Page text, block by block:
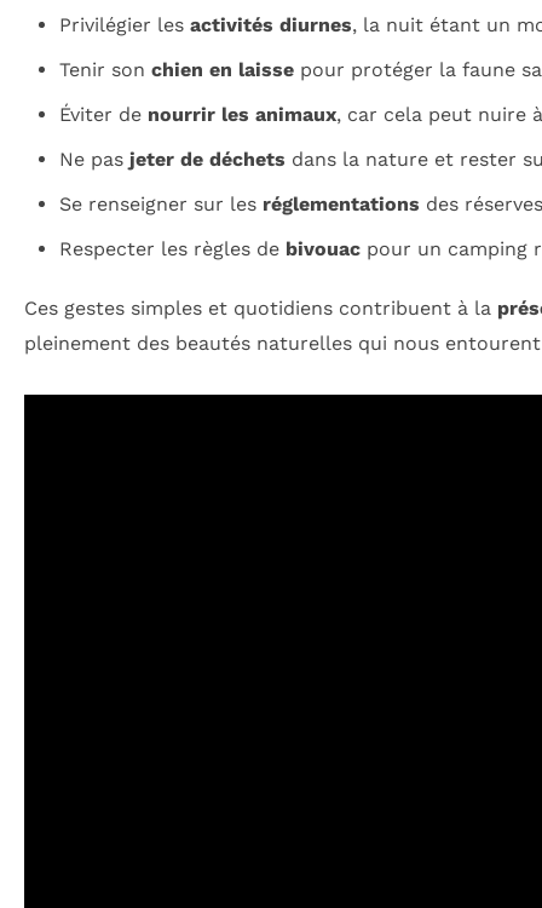
Privilégier les activités diurnes, la nuit étant un
Tenir son chien en laissepour protéger la faune
Éviter de nourrir les animaux, car cela peut nuire
Ne pas jeter de déchets dans la nature et rester
Se renseigner sur les réglementations des
Respecter les règles de bivouacpour un camping
Ces gestes simples et quotidiens contribuent à la
pleinement des beautés naturelles qui nous